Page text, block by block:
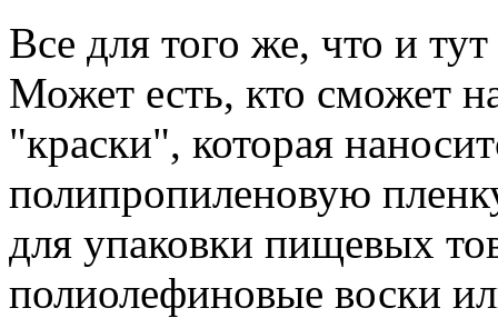
Все для того же, что и
Может есть, кто сможет
"краски", которая
полипропиленовую
для упаковки пищевых
полиолефиновые воски